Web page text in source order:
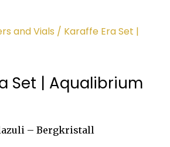
and Vials / Karaffe Era Set |
Set | Aqualibrium
– Bergkristall